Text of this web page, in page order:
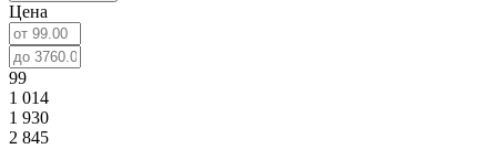
Цена
99
1 014
1 930
2 845